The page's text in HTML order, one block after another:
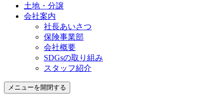
土地・分譲
会社案内
社長あいさつ
保険事業部
会社概要
SDGsの取り組み
スタッフ紹介
メニューを開閉する